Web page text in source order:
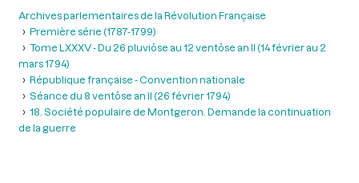
Archives parlementaires de la Révolution Française
Première série (1787-1799)
Tome LXXXV - Du 26 pluviôse au 12 ventôse an II (14 février au 2
mars 1794)
République française - Convention nationale
Séance du 8 ventôse an II (26 février 1794)
18. Société populaire de Montgeron. Demande la continuation
de la guerre